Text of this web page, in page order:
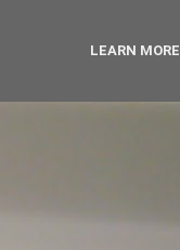
LEARN MORE